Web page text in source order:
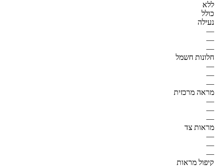
ללא
כולל
נעילה
—
—
—
חלונות חשמל
—
—
—
מראה מרכזית
—
—
—
מראות צד
—
—
—
קיפול מראות